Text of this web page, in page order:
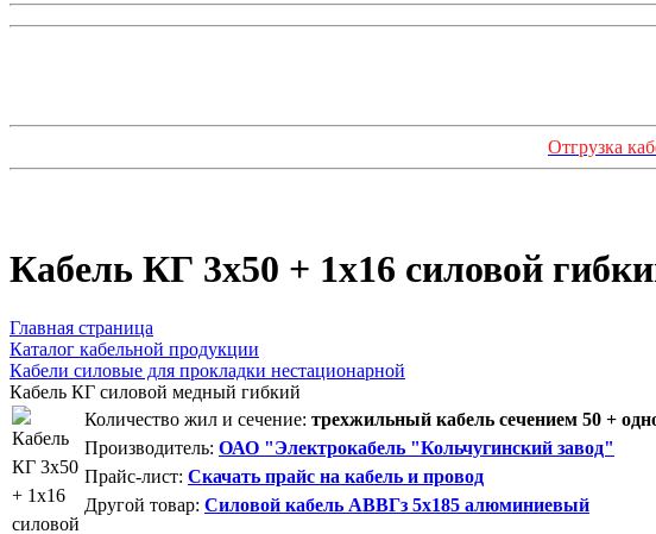
Отгрузка
Кабель КГ 3x50 + 1x16 силовой
Главная страница
Каталог кабельной продукции
Кабели силовые для прокладки нестационарной
Кабель КГ силовой медный гибкий
Количество жил и сечение: трехжильный кабель сечением 50 +
Производитель: ОАО "Электрокабель "Кольчугинский завод"
Прайс-лист: Скачать прайс на кабель и провод
Другой товар: Силовой кабель АВВГз 5х185 алюминиевый